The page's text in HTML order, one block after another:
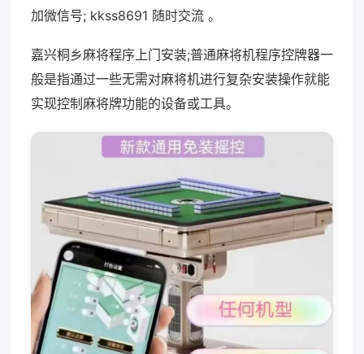
加微信号; kkss8691 随时交流 。
嘉兴桐乡麻将程序上门安装;普通麻将机程序控牌器一
般是指通过一些无需对麻将机进行复杂安装操作就能
实现控制麻将牌功能的设备或工具。